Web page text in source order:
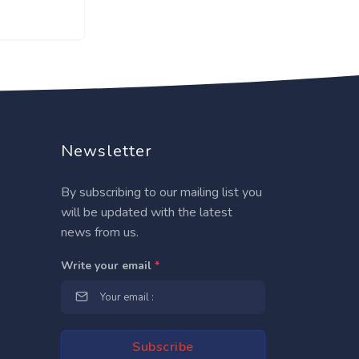
Newsletter
By subscribing to our mailing list you
will be updated with the latest
news from us.
Write your email *